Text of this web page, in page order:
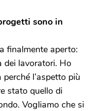
sono in
finalmente aperto:
dei lavoratori. Ho
l’aspetto più
stato quello di
Vogliamo che si